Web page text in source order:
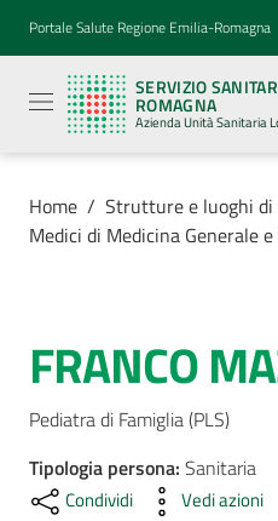
Vai al contenuto
Vai alla navigazione
Vai al footer
Portale Salute Regione Emilia-Romagna
SERVIZIO
ROMAGNA
Azienda Unità Sanitaria
Sanitario
Regionale
Emilia-
Romagna
Azienda
Sanitaria
Locale della
Romagna
Luoghi
di
Home / Strutture e luoghi di
Medici di Medicina Generale
Salta al contenuto
FRANCO
Pediatra di Famiglia (PLS)
Tipologia persona: Sanitaria
Condividi Vedi azioni